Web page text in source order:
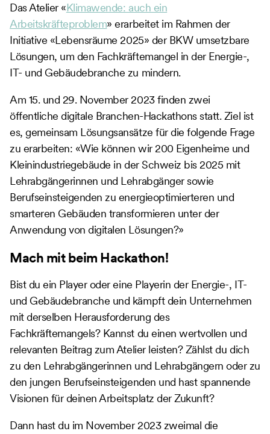
Das Atelier «Klimawende: auch ein
Arbeitskräfteproblem» erarbeitet im Rahmen der
Initiative «Lebensräume 2025» der BKW umsetzbare
Lösungen, um den Fachkräftemangel in der Energie-,
IT- und Gebäudebranche zu mindern.
Am 15. und 29. November 2023 finden zwei
öffentliche digitale Branchen-Hackathons statt. Ziel ist
es, gemeinsam Lösungsansätze für die folgende Frage
zu erarbeiten: «Wie können wir 200 Eigenheime und
Kleinindustriegebäude in der Schweiz bis 2025 mit
Lehrabgängerinnen und Lehrabgänger sowie
Berufseinsteigenden zu energieoptimierteren und
smarteren Gebäuden transformieren unter der
Anwendung von digitalen Lösungen?»
Mach mit beim Hackathon!
Bist du ein Player oder eine Playerin der Energie-, IT-
und Gebäudebranche und kämpft dein Unternehmen
mit derselben Herausforderung des
Fachkräftemangels? Kannst du einen wertvollen und
relevanten Beitrag zum Atelier leisten? Zählst du dich
zu den Lehrabgängerinnen und Lehrabgängern oder zu
den jungen Berufseinsteigenden und hast spannende
Visionen für deinen Arbeitsplatz der Zukunft?
Dann hast du im November 2023 zweimal die